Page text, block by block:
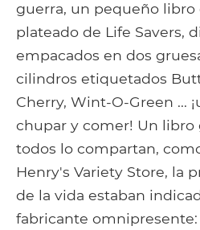
guerra, un pequeño libro
plateado de Life Savers,
empacados en dos
cilindros etiquetados
Cherry, Wint-O-Green ...
chupar y comer! Un libro
todos lo compartan,
Henry's Variety Store, la
de la vida estaban
fabricante omnipresente: